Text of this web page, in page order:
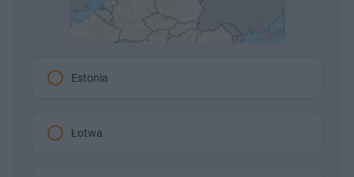
Estonia
Łotwa